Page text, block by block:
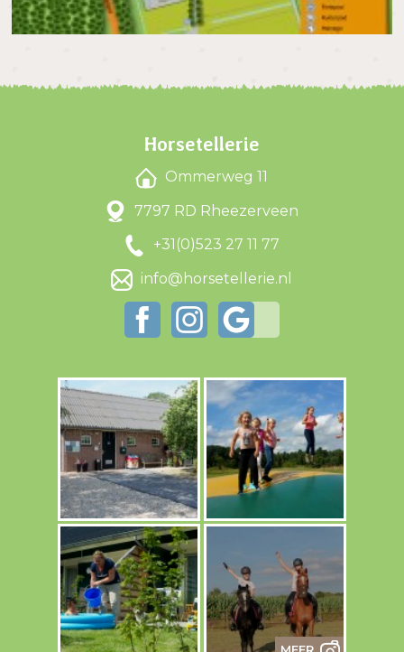
Horsetellerie
Ommerweg 11
7797 RD Rheezerveen
+31(0)523 27 11 77
info@horsetellerie.nl